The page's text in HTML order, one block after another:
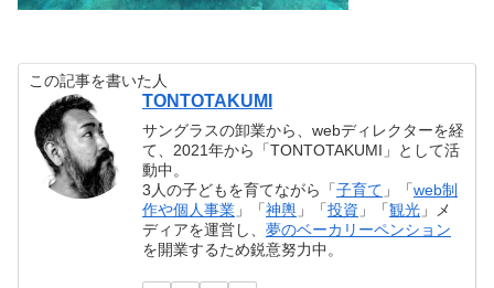
この記事を書いた人
TONTOTAKUMI
サングラスの卸業から、webディレクターを経
て、2021年から「TONTOTAKUMI」として活
動中。
3人の子どもを育てながら「子育て 」「web制
作や個人事業 」「神輿 」「投資 」「観光 」メ
ディアを運営し、夢のベーカリーペンション
を開業するため鋭意努力中。